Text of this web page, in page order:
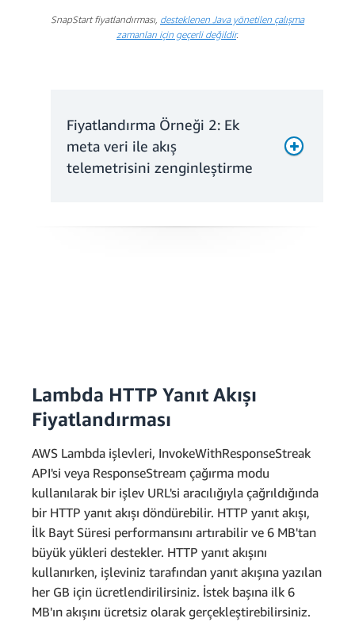
Tedarik Edilen Eş
Zamanlılık ücreti:
4,32
milyon GB-sn *
0,0000041667 USD = 18
USD
Tedarik Edilen Eş
Zamanlılık ücreti:
SnapStart fiyatlandırması, desteklenen Java yönetilen çalışma
zamanları için geçerli değildir.
Fiyatlandırma Örneği 2: Ek
meta veri ile akış
telemetrisini zenginleştirme
Lambda HTTP Yanıt Akışı
Fiyatlandırması
AWS Lambda işlevleri, InvokeWithResponseStreak
API'si veya ResponseStream çağırma modu
kullanılarak bir işlev URL'si aracılığıyla çağrıldığında
bir HTTP yanıt akışı döndürebilir. HTTP yanıt akışı,
İlk Bayt Süresi performansını artırabilir ve 6 MB'tan
büyük yükleri destekler. HTTP yanıt akışını
kullanırken, işleviniz tarafından yanıt akışına yazılan
her GB için ücretlendirilirsiniz. İstek başına ilk 6
MB'ın akışını ücretsiz olarak gerçekleştirebilirsiniz.